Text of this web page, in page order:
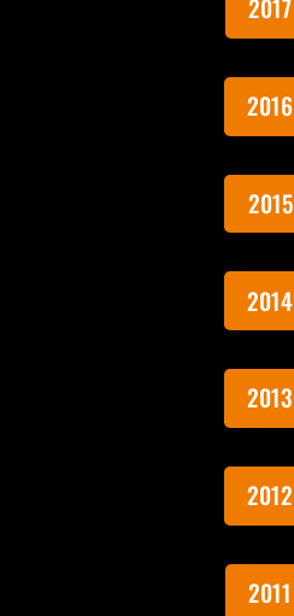
2017
2016
2015
2014
2013
2012
2011